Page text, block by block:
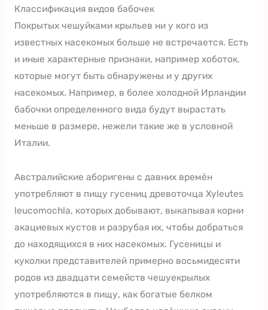
Классификация видов бабочек
Покрытых чешуйками крыльев ни у кого из
известных насекомых больше не встречается. Есть
и иные характерные признаки, например хоботок,
которые могут быть обнаружены и у других
насекомых. Например, в более холодной Ирландии
бабочки определенного вида будут вырастать
меньше в размере, нежели такие же в условной
Италии.
Австралийские аборигены с давних времён
употребляют в пищу гусениц древоточца Xyleutes
leucomochla, которых добывают, выкапывая корни
акациевых кустов и разрубая их, чтобы добраться
до находящихся в них насекомых. Гусеницы и
куколки представителей примерно восьмидесяти
родов из двадцати семейств чешуекрылых
употребляются в пищу, как богатые белком